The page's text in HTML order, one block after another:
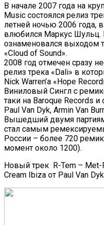
В начале 2007 года на
Music состоялся релиз
летней ночью 2006 года,
влюбился Маркус Шульц.
ознаменовался выходом
«Cloud of Sound».
2008 год отмечен сразу
релиз трека «Dali» в
Nick Warren’a «Hope
Виниловый Сингл с
таки на Baroque Records
Paul Van Dyk, Armin Van
Вышедший двумя
стал самым
России – более 720
момент около 1200).
Новый трек R-Tem –
Cream Ibiza от Paul Van